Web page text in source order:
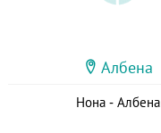
Албена
Нона - Албена